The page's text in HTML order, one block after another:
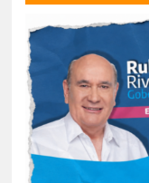
06/08/2026
En
sampedreña de